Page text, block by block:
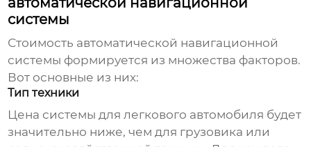
системы
Стоимость автоматической навигационной
системы формируется из множества факторов.
Вот основные из них:
Тип техники
Цена системы для легкового автомобиля будет
значительно ниже, чем для грузовика или